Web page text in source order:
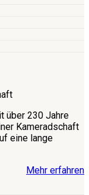
über 230 Jahre
Kameradschaft
eine lange
Mehr erfahren